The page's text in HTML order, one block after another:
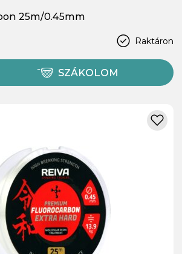
25m/0.45mm
Raktáron
SZÁKOLOM